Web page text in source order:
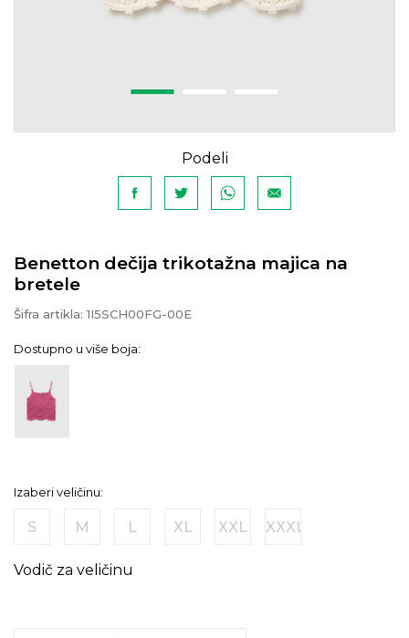
Podeli
Benetton dečija trikotažna majica na
bretele
Šifra artikla:1I5SCH00FG-00E
Dostupno u više boja:
Izaberi veličinu:
S M L XL XXL XXXL
Vodič za veličinu